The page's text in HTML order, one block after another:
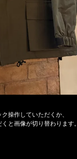
操作していただくか、
と画像が切り替わります。